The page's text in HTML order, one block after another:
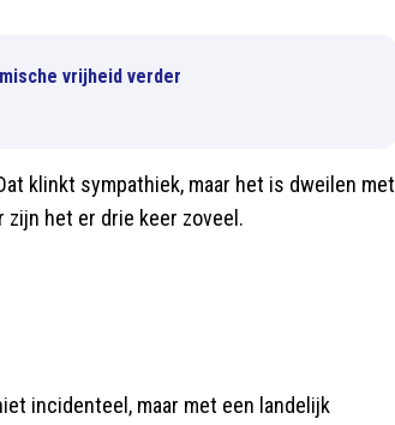
vrijheid verder
klinkt sympathiek, maar het is dweilen met
zijn het er drie keer zoveel.
incidenteel, maar met een landelijk